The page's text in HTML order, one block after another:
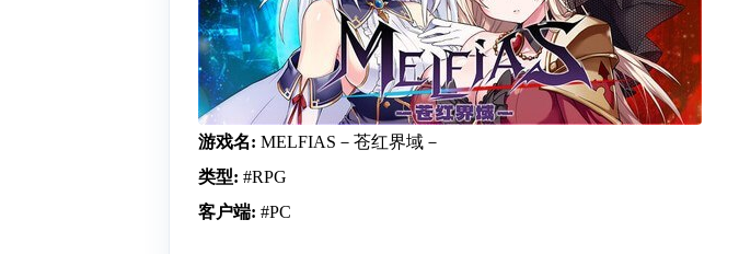
游戏名: MELFIAS－苍红界域－
类型: #RPG
客户端: #PC